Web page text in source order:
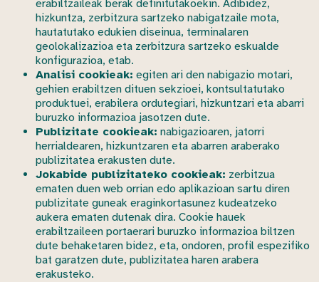
erabiltzaileak berak definitutakoekin. Adibidez,
hizkuntza, zerbitzura sartzeko nabigatzaile mota,
hautatutako edukien diseinua, terminalaren
geolokalizazioa eta zerbitzura sartzeko eskualde
konfigurazioa, etab.
Analisi cookieak: egiten ari den nabigazio motari,
gehien erabiltzen dituen sekzioei, kontsultatutako
produktuei, erabilera ordutegiari, hizkuntzari eta abarri
buruzko informazioa jasotzen dute.
Publizitate cookieak: nabigazioaren, jatorri
herrialdearen, hizkuntzaren eta abarren araberako
publizitatea erakusten dute.
Jokabide publizitateko cookieak: zerbitzua
ematen duen web orrian edo aplikazioan sartu diren
publizitate guneak eraginkortasunez kudeatzeko
aukera ematen dutenak dira. Cookie hauek
erabiltzaileen portaerari buruzko informazioa biltzen
dute behaketaren bidez, eta, ondoren, profil espezifiko
bat garatzen dute, publizitatea haren arabera
erakusteko.